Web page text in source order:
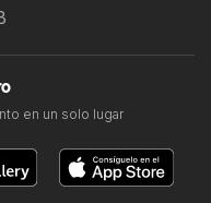
en un solo lugar